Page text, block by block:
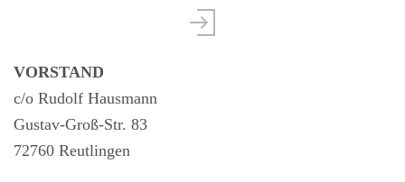
VORSTAND
c/o Rudolf Hausmann
Gustav-Groß-Str. 83
72760 Reutlingen